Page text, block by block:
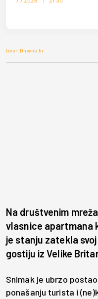
Izvor: Dnevno.hr
Na društvenim
vlasnice apartmana
je stanju zatekla
gostiju iz Velike
Snimak je ubrzo
ponašanju turista i